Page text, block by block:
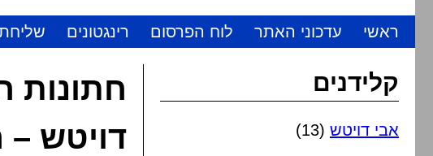
ראשי עדכוני האתר לוח הפרסום רינגטונים
חתונות
דויטש
קלידנים
אבי דויטש (13)